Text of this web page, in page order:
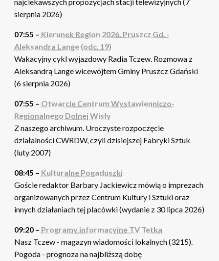
sierpnia 2026)
07:55 – Kierunek Region 2026. Pruszcz Gd. -
Aleksandra Lange (odc. 19)
Wakacyjny cykl wyjazdowy Radia Tczew. Rozmowa z
Aleksandrą Lange wicewójtem Gminy Pruszcz Gdański
(6 sierpnia 2026)
07:55 – Otwarcie Centrum Wystawienniczo-
Regionalnego Dolnej Wisły
Z naszego archiwum. Uroczyste rozpoczęcie
działalności CWRDW, czyli dzisiejszej Fabryki Sztuk
(luty 2007)
08:45 – Kulturalne Pogaduszki
Goście redaktor Barbary Jackiewicz mówią o imprezach
organizowanych przez Centrum Kultury i Sztuki oraz
innych działaniach tej placówki (wydanie z 30 lipca 2026)
09:20 – Programy informacyjne TV Tetka
Nasz Tczew - magazyn wiadomości lokalnych (3215).
Pogoda - prognoza na najbliższą dobę